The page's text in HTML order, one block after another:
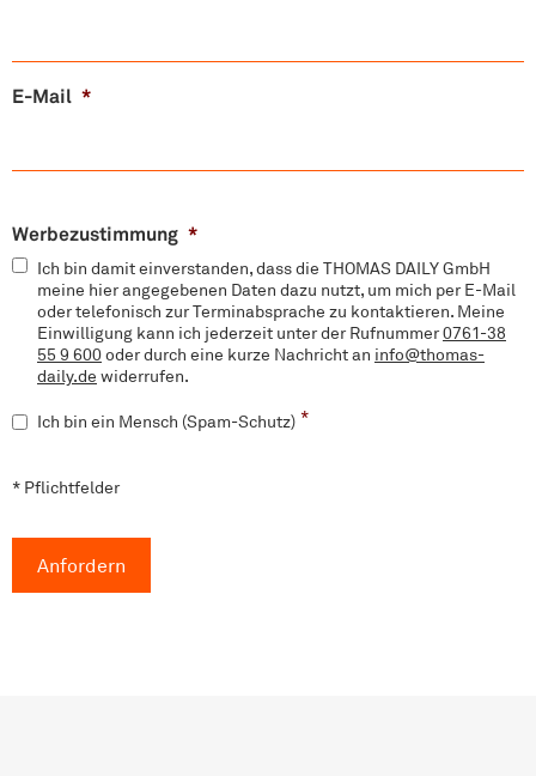
E-Mail *
Werbezustimmung *
Ich bin damit einverstanden, dass die THOMAS DAILY GmbH
meine hier angegebenen Daten dazu nutzt, um mich per E-Mail
oder telefonisch zur Terminabsprache zu kontaktieren. Meine
Einwilligung kann ich jederzeit unter der Rufnummer0761-38
55 9 600oder durch eine kurze Nachricht an info@thomas-
daily.de widerrufen.
S
m
S
Ich bin ein Mensch (Spam-Schutz) *
* Pflichtfelder
Anfordern